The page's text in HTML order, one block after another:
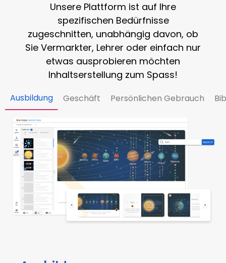
Unsere Plattform ist auf Ihre
spezifischen Bedürfnisse
zugeschnitten, unabhängig davon, ob
Sie Vermarkter, Lehrer oder einfach nur
etwas ausprobieren möchten
Inhaltserstellung zum Spass!
Ausbildung Geschäft Persönlichen Gebrauch